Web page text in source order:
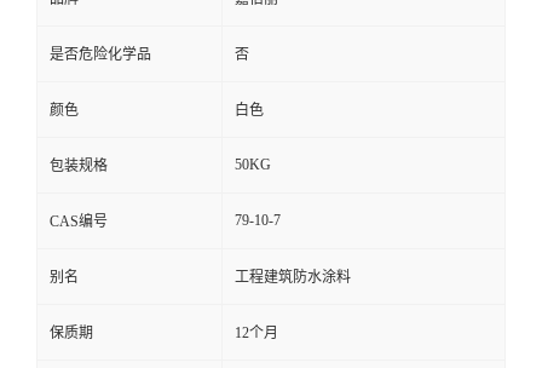
是否危险化学品 否
颜色 白色
包装规格 50KG
CAS编号 79-10-7
别名 工程建筑防水涂料
保质期 12个月